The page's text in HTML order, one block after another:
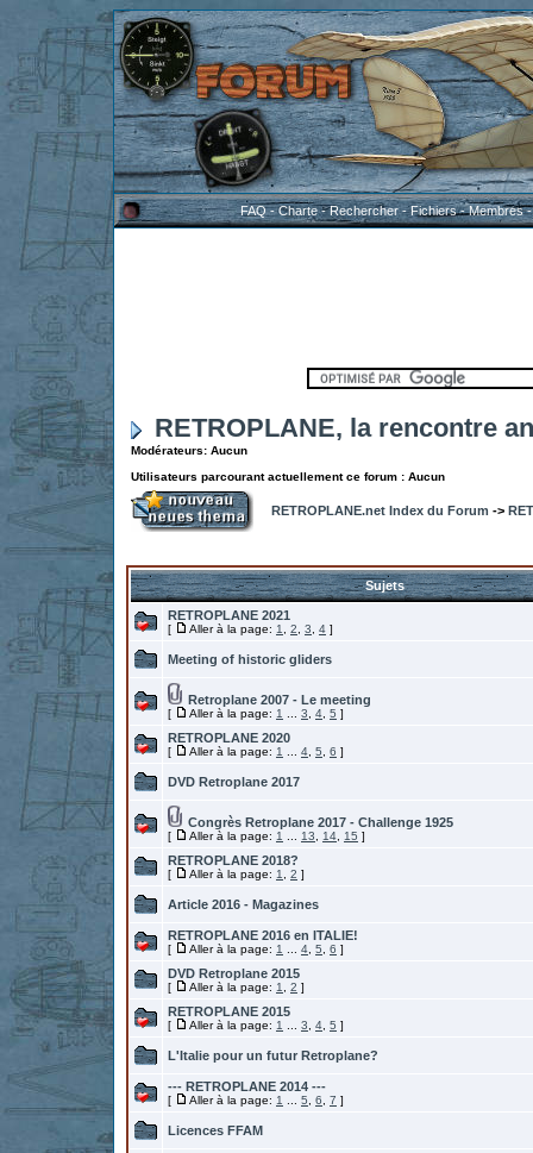
FAQ-Charte-Rechercher-Fichiers-Membres
RETROPLANE, la rencontre
Modérateurs: Aucun
Utilisateurs parcourant actuellement ce forum : Aucun
RETROPLANE.net Index du Forum ->
Sujets
RETROPLANE 2021
[ Aller à la page: 1 2 3 4 ]
Meeting of historic gliders
Retroplane 2007 - Le meeting
[ Aller à la page: 1 3 4 5 ]
RETROPLANE 2020
[ Aller à la page: 1 4 5 6 ]
DVD Retroplane 2017
Congrès Retroplane 2017 - Challenge 1925
[ Aller à la page: 1 13 14 15 ]
RETROPLANE 2018?
[ Aller à la page: 1 2 ]
Article 2016 - Magazines
RETROPLANE 2016 en ITALIE!
[ Aller à la page: 1 4 5 6 ]
DVD Retroplane 2015
[ Aller à la page: 1 2 ]
RETROPLANE 2015
[ Aller à la page: 1 3 4 5 ]
L'Italie pour un futur Retroplane?
--- RETROPLANE 2014 ---
[ Aller à la page: 1 5 6 7 ]
Licences FFAM